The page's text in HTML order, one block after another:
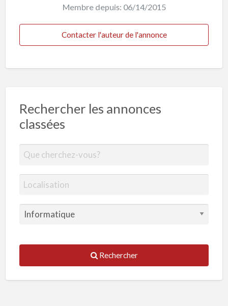
Membre depuis: 06/14/2015
Contacter l'auteur de l'annonce
Rechercher les annonces
classées
Rechercher